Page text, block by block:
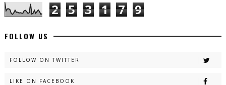
2 5 3 1 7 9
FOLLOW US
FOLLOW ON TWITTER
LIKE ON FACEBOOK